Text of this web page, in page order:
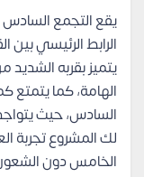
يقع التجمع
الرابط الرئيسي بين
يتميز بقربه الشديد
الهامة، كما يتمتع
السادس، حيث
لك المشروع تجربة
الخامس دون الشعور